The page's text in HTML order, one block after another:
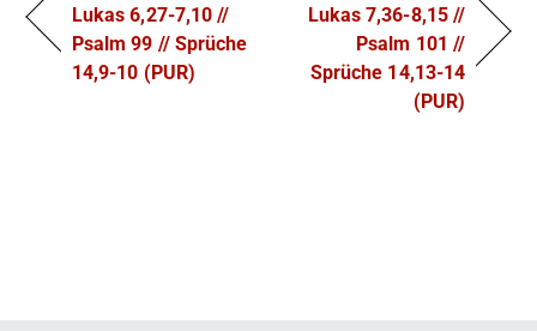
Lukas 6,27-7,10 //
Psalm 99 // Sprüche
14,9-10 (PUR)
Lukas 7,36-8,15 //
Psalm 101 //
Sprüche 14,13-14
(PUR)